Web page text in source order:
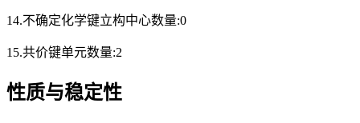
14.不确定化学键立构中心数量:0
15.共价键单元数量:2
性质与稳定性